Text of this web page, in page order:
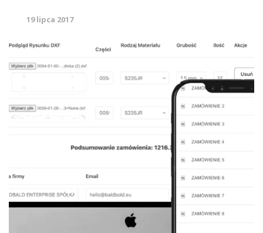
19 lipca 2017